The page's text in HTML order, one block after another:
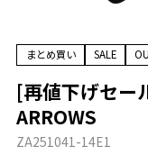
まとめ買い SALE
[再値下げセー
ARROWS
ZA251041-14E1